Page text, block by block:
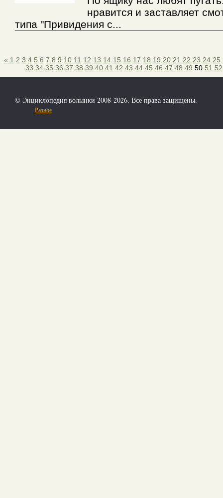
нравится и заставляет
типа "Привидения с...
« 1 2 3 4 5 6 7 8 9 10 11 12 13 14 15 16 17 18 19 20 21 22 23 24 25
33 34 35 36 37 38 39 40 41 42 43 44 45 46 47 48 49 50 51 52
© Энциклопедия волынки 2008-2026. Все права защищены.
Разное